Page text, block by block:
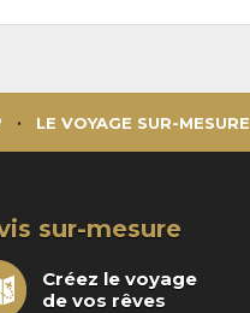
LE VOYAGE SUR-MESURE
sur-mesure
Créez le voyage
de vos rêves